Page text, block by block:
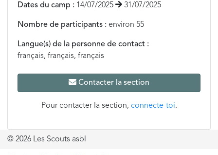
Dates du camp : 14/07/2025 31/07/2025
Nombre de participants : environ 55
Langue(s) de la personne de contact :
français, français, français
Contacter la section
Pour contacter la section, connecte-toi.
© 2026 Les Scouts asbl